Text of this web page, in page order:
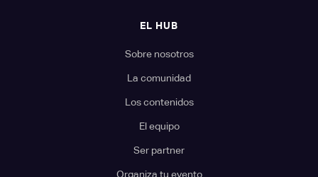
EL HUB
Sobre nosotros
La comunidad
Los contenidos
El equipo
Ser partner
Organiza tu evento